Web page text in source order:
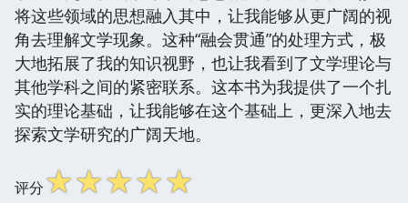
将这些领域的思想融入其中，让我能够从更广阔的视
角去理解文学现象。这种“融会贯通”的处理方式，极
大地拓展了我的知识视野，也让我看到了文学理论与
其他学科之间的紧密联系。这本书为我提供了一个扎
实的理论基础，让我能够在这个基础上，更深入地去
探索文学研究的广阔天地。
评分☆☆☆☆☆